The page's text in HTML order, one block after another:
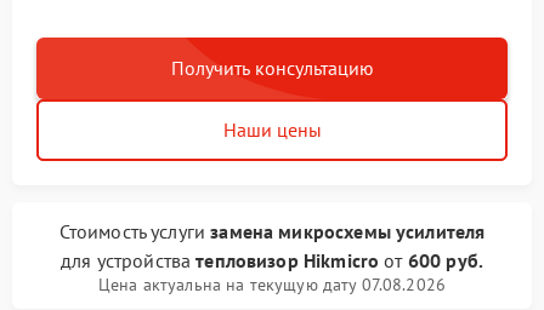
Получить консультацию
Наши цены
Стоимость услугизамена микросхемы усилителя
для устройстватепловизор Hikmicro от 600 руб.
Цена актуальна на текущую дату 07.08.2026